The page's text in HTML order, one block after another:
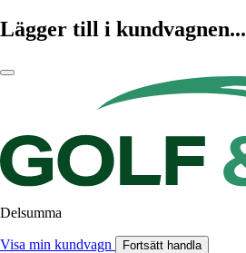
Lägger till i kundvagnen...
Delsumma
Visa min kundvagn Fortsätt handla